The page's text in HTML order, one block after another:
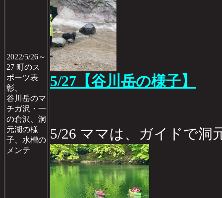
2022/5/26～
27 町のス
ポーツ表
彰、
谷川岳のマ
チガ沢・一
の倉沢、洞
元湖の様
子、水槽の
メンテ
5/27【谷川岳の様子】
5/26 ママは、ガイドで洞